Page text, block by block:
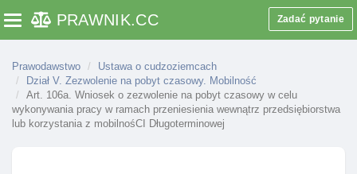
Toggle navigation
PRAWNIK.CC Zadać pytanie
Prawodawstwo
Ustawa o cudzoziemcach
Dział V. Zezwolenie na pobyt czasowy. Mobilność
Art. 106a. Wniosek o zezwolenie na pobyt czasowy w celu
wykonywania pracy w ramach przeniesienia wewnątrz przedsiębiorstwa
lub korzystania z mobilnośCI Długoterminowej
pobyt czasowy dla stażysty
Art. 157f. Rozporządzenie w sprawie środków
stażysty
Rozdział 7b. Zezwolenie na pobyt czasowy dla
wolontariusza